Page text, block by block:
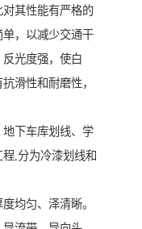
其性能有严格的
，以减少交通干
光度强，使白
滑性和耐磨性，
下车库划线、学
,分为冷漆划线和
均匀、泽清晰。